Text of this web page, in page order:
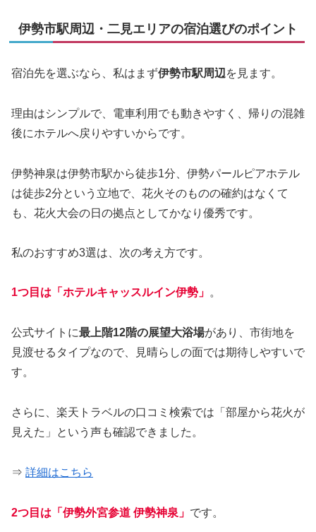
伊勢市駅周辺・二見エリアの宿泊選びのポイント
宿泊先を選ぶなら、私はまず伊勢市駅周辺を見ます。
理由はシンプルで、電車利用でも動きやすく、帰りの混雑
後にホテルへ戻りやすいからです。
伊勢神泉は伊勢市駅から徒歩1分、伊勢パールピアホテル
は徒歩2分という立地で、花火そのものの確約はなくて
も、花火大会の日の拠点としてかなり優秀です。
私のおすすめ3選は、次の考え方です。
1つ目は「ホテルキャッスルイン伊勢」 。
公式サイトに最上階12階の展望大浴場があり、市街地を
見渡せるタイプなので、見晴らしの面では期待しやすいで
す。
さらに、楽天トラベルの口コミ検索では「部屋から花火が
見えた」という声も確認できました。
⇒ 詳細はこちら
2つ目は「伊勢外宮参道 伊勢神泉」 です。